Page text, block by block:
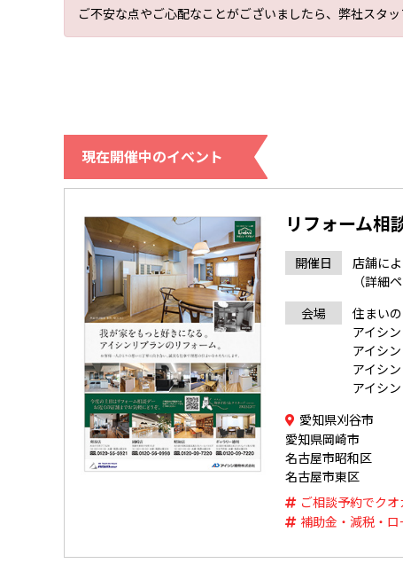
ご不安な点やご心配なことがございましたら、弊社スタ
現在開催中のイベント
リフォーム相
開催日
店舗に
（詳細
会場
住まい
アイシ
アイシ
アイシ
アイシ
愛知県刈谷市
愛知県岡崎市
名古屋市昭和区
名古屋市東区
ご相談予約でク
補助金・減税・